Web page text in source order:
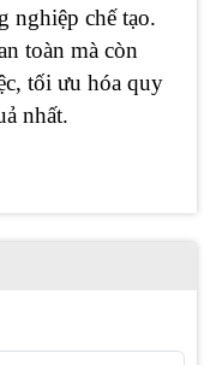
nghiệp chế tạo.
toàn mà còn
tối ưu hóa quy
nhất.